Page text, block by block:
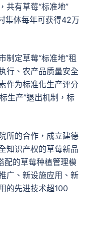
共有草莓“标准地”
集体每年可获得42万
制定草莓“标准地”租
行、农产品质量安全
作为标准化生产评分
生产”退出机制，标
所的合作，成立建德
知识产权的草莓新品
配的草莓种植管理模
广、新设施应用、新
的先进技术超100